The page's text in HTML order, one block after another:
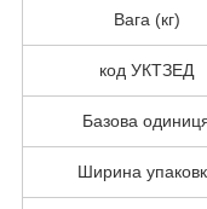
Вага (кг)
код УКТЗЕД
Базова
Ширина